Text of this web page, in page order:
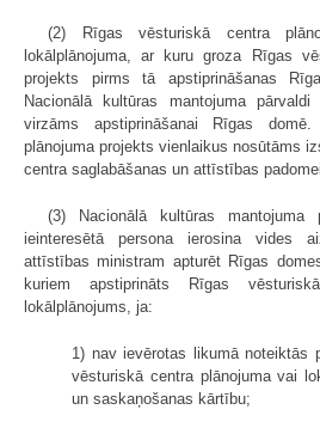
(2) Rīgas vēsturiskā centra
lokālplānojuma, ar kuru groza Rīgas
projekts pirms tā apstiprināšanas
Nacionālā kultūras mantojuma
virzāms apstiprināšanai Rīgas
plānojuma projekts vienlaikus nosūtāms
centra saglabāšanas un attīstības padomei.
(3) Nacionālā kultūras
ieinteresētā persona ierosina vides
attīstības ministram apturēt Rīgas
kuriem apstiprināts Rīgas
lokālplānojums, ja:
1) nav ievērotas likumā noteiktās
vēsturiskā centra plānojuma vai
un saskaņošanas kārtību;